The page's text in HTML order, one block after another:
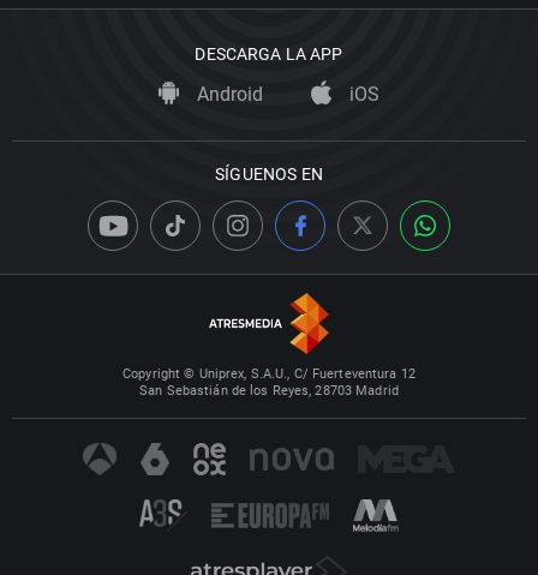
DESCARGA LA APP
Android iOS
SÍGUENOS EN
Copyright © Uniprex, S.A.U., C/ Fuerteventura 12
San Sebastián de los Reyes, 28703 Madrid